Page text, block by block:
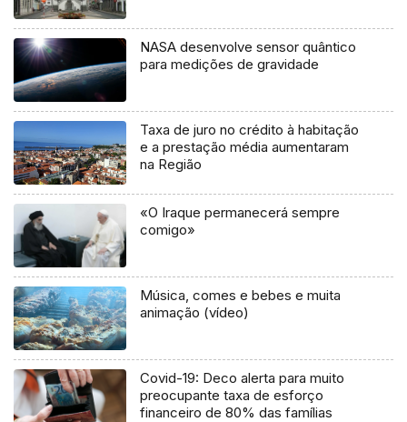
NASA desenvolve sensor quântico
para medições de gravidade
Taxa de juro no crédito à habitação
e a prestação média aumentaram
na Região
«O Iraque permanecerá sempre
comigo»
Música, comes e bebes e muita
animação (vídeo)
Covid-19: Deco alerta para muito
preocupante taxa de esforço
financeiro de 80% das famílias